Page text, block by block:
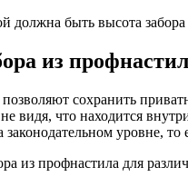
должна быть высота
из
сохранить
видя, что находится
уровне,
из профнастила для